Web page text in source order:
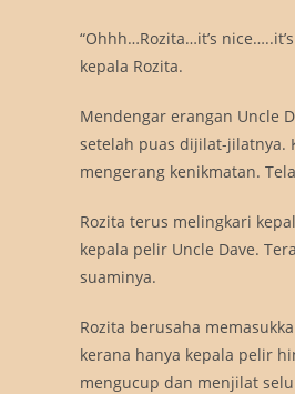
“Ohhh…Rozita…it’s
kepala Rozita.
Mendengar erangan Uncle
setelah puas dijilat-jilatnya.
mengerang kenikmatan.
Rozita terus melingkari
kepala pelir Uncle Dave.
suaminya.
Rozita berusaha
kerana hanya kepala pelir
mengucup dan menjilat